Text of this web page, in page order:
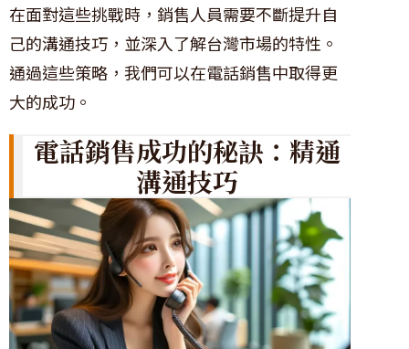
在面對這些挑戰時，銷售人員需要不斷提升自
己的溝通技巧，並深入了解台灣市場的特性。
通過這些策略，我們可以在電話銷售中取得更
大的成功。
電話銷售成功的秘訣：精通
溝通技巧